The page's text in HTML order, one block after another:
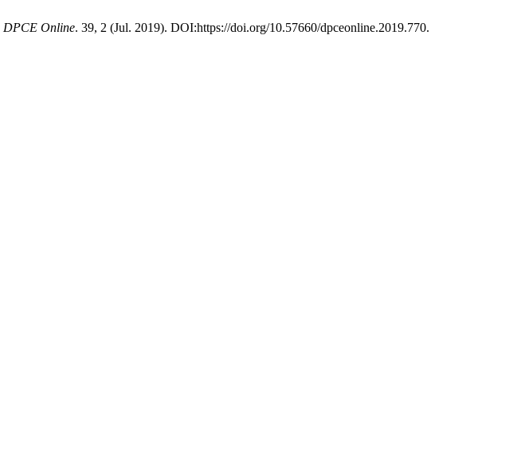
DPCE Online. 39, 2 (Jul. 2019). DOI:https://doi.org/10.57660/dpceonline.2019.770.